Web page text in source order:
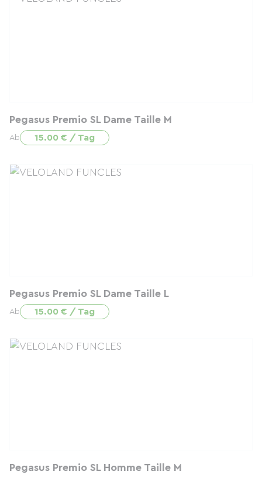
Pegasus Premio SL Dame Taille M
Ab 15.00 € / Tag
Pegasus Premio SL Dame Taille L
Ab 15.00 € / Tag
Pegasus Premio SL Homme Taille M